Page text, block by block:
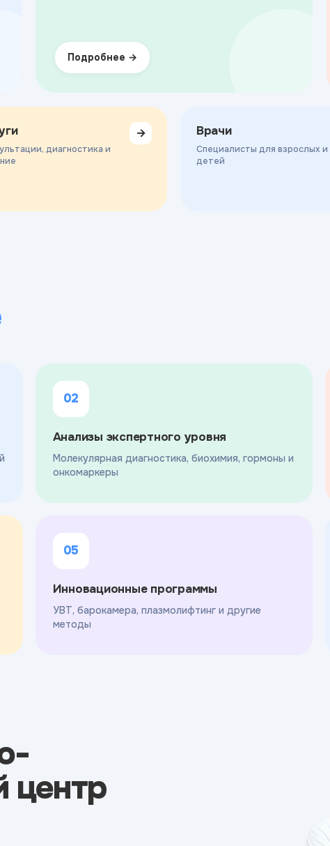
Подробнее
диагностика и
→ Врачи
Специалисты для взрослых и
детей
02
Анализы экспертного уровня
Молекулярная диагностика, биохимия, гормоны и
онкомаркеры
05
Инновационные программы
УВТ, барокамера, плазмолифтинг и другие
методы
центр